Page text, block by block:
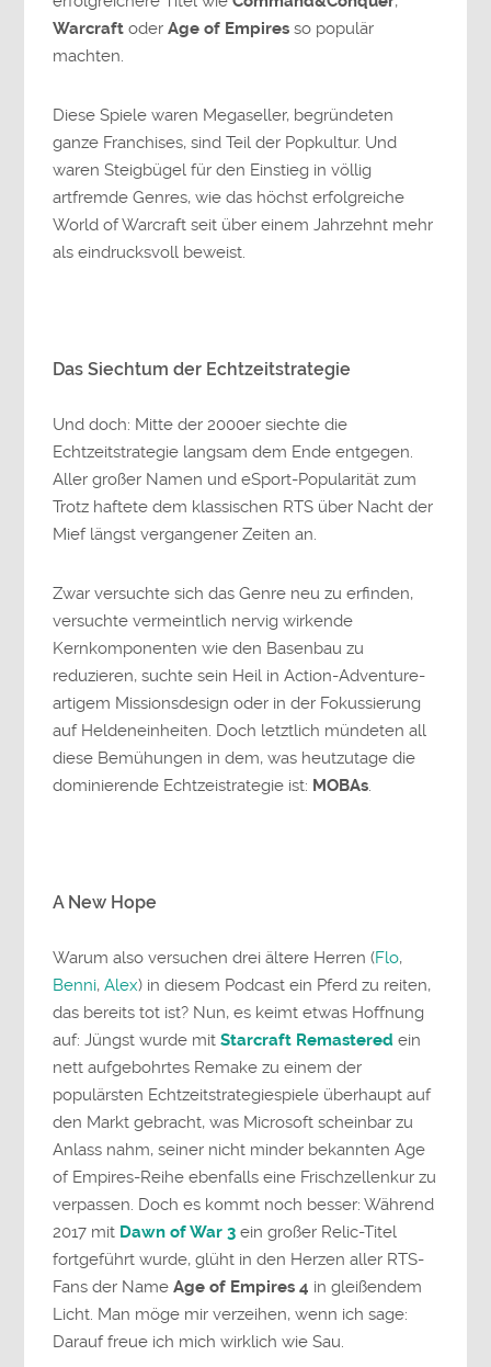
Warcraft oderAge of Empires so populär
machten.
Diese Spiele waren Megaseller, begründeten
ganze Franchises, sind Teil der Popkultur. Und
waren Steigbügel für den Einstieg in völlig
artfremde Genres, wie das höchst erfolgreiche
World of Warcraft seit über einem Jahrzehnt mehr
als eindrucksvoll beweist.
Das Siechtum der Echtzeitstrategie
Und doch: Mitte der 2000er siechte die
Echtzeitstrategie langsam dem Ende entgegen.
Aller großer Namen und eSport-Popularität zum
Trotz haftete dem klassischen RTS über Nacht der
Mief längst vergangener Zeiten an.
Zwar versuchte sich das Genre neu zu erfinden,
versuchte vermeintlich nervig wirkende
Kernkomponenten wie den Basenbau zu
reduzieren, suchte sein Heil in Action-Adventure-
artigem Missionsdesign oder in der Fokussierung
auf Heldeneinheiten. Doch letztlich mündeten all
diese Bemühungen in dem, was heutzutage die
dominierende Echtzeistrategie ist: MOBAs.
A New Hope
Warum also versuchen drei ältere Herren (Flo,
Benni,Alex) in diesem Podcast ein Pferd zu reiten,
das bereits tot ist? Nun, es keimt etwas Hoffnung
auf: Jüngst wurde mitStarcraft Remastered ein
nett aufgebohrtes Remake zu einem der
populärsten Echtzeitstrategiespiele überhaupt auf
den Markt gebracht, was Microsoft scheinbar zu
Anlass nahm, seiner nicht minder bekannten Age
of Empires-Reihe ebenfalls eine Frischzellenkur zu
verpassen. Doch es kommt noch besser: Während
2017 mit Dawn of War 3 ein großer Relic-Titel
fortgeführt wurde, glüht in den Herzen aller RTS-
Fans der NameAge of Empires 4 in gleißendem
Licht. Man möge mir verzeihen, wenn ich sage:
Darauf freue ich mich wirklich wie Sau.